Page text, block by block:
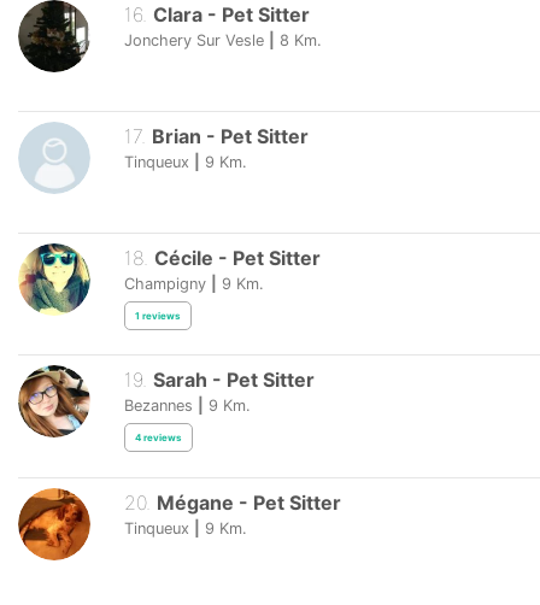
16 Clara - Pet Sitter
Jonchery Sur Vesle 8 Km.
17. Brian - Pet Sitter
Tinqueux 9 Km.
18. Cécile - Pet Sitter
Champigny 9 Km.
1 reviews
19. Sarah - Pet Sitter
Bezannes 9 Km.
4 reviews
20. Mégane - Pet Sitter
Tinqueux 9 Km.